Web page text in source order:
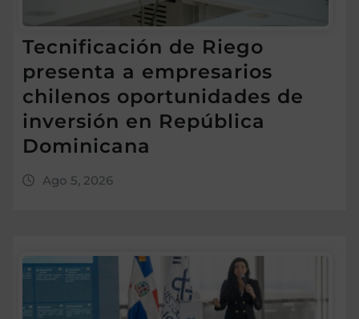
Tecnificación de Riego
presenta a empresarios
chilenos oportunidades de
inversión en República
Dominicana
Ago 5, 2026